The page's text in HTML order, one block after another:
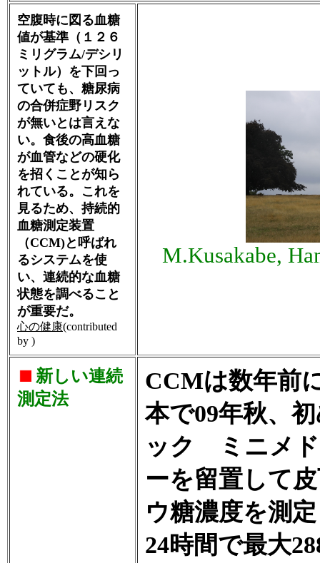
空腹時に図る血糖
値が基準（１２６
ミリグラム/デシリ
ットル）を下回っ
ていても、糖尿病
の合併症野リスク
が無いとは言えな
い。食後の高血糖
が血管などの硬化
を招くことが知ら
れている。これを
見るため、持続的
血糖測定装置
（CCM)と呼ばれ
るシステムを使
い、連続的な血糖
状態を調べること
が重要だ。
心の健康(contributed
by )
M.Kusakabe,
新しい連続
測定法
CCMは数年前
本で09年秋、
ック ミニメ
ーを留置して
ウ糖濃度を測
24時間で最大